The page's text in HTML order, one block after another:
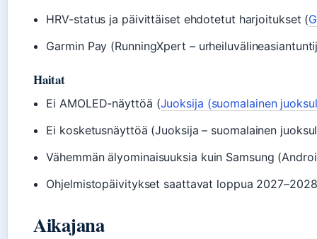
HRV-status ja päivittäiset ehdotetut harjoitukset (
Garmin Pay (RunningXpert –
Haitat
Ei AMOLED-näyttöä (Juoksija (suomalainen
Ei kosketusnäyttöä (Juoksija – suomalainen
Vähemmän älyominaisuuksia kuin Samsung
Ohjelmistopäivitykset saattavat loppua 2027–2028
Aikajana